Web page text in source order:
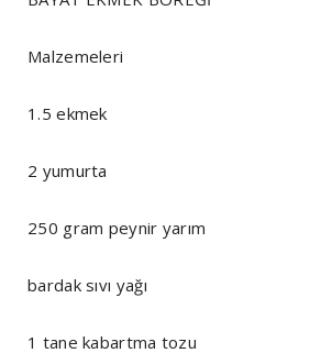
Malzemeleri
1.5 ekmek
2 yumurta
250 gram peynir yarım
bardak sıvı yağı
1 tane kabartma tozu